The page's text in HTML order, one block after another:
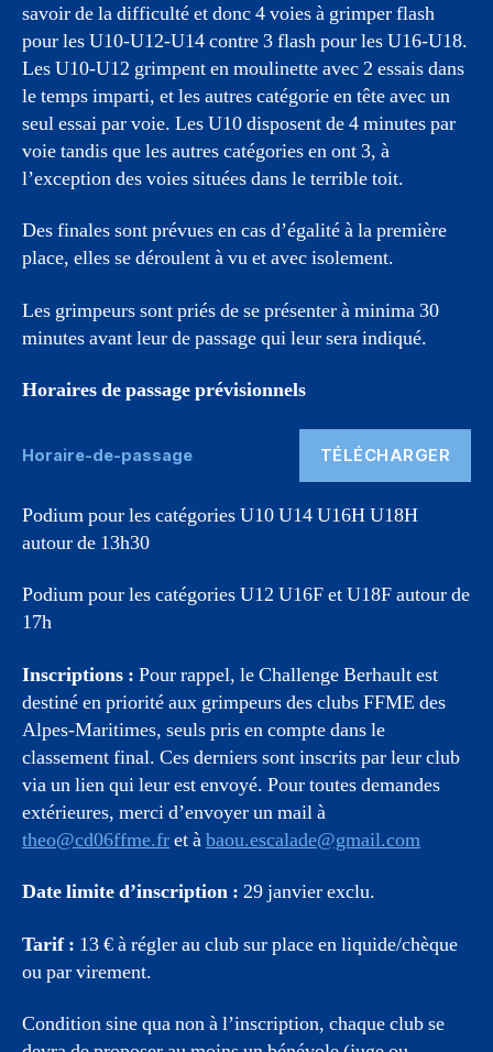
savoir de la difficulté et donc 4 voies à grimper flash
pour les U10-U12-U14 contre 3 flash pour les U16-U18.
Les U10-U12 grimpent en moulinette avec 2 essais dans
le temps imparti, et les autres catégorie en tête avec un
seul essai par voie. Les U10 disposent de 4 minutes par
voie tandis que les autres catégories en ont 3, à
l’exception des voies situées dans le terrible toit.
Des finales sont prévues en cas d’égalité à la première
place, elles se déroulent à vu et avec isolement.
Les grimpeurs sont priés de se présenter à minima 30
minutes avant leur de passage qui leur sera indiqué.
Horaires de passage prévisionnels
Horaire-de-passage TÉLÉCHARGER
Podium pour les catégories U10 U14 U16H U18H
autour de 13h30
Podium pour les catégories U12 U16F et U18F autour de
17h
Inscriptions : Pour rappel, le Challenge Berhault est
destiné en priorité aux grimpeurs des clubs FFME des
Alpes-Maritimes, seuls pris en compte dans le
classement final. Ces derniers sont inscrits par leur club
via un lien qui leur est envoyé. Pour toutes demandes
extérieures, merci d’envoyer un mail à
theo@cd06ffme.fret àbaou.escalade@gmail.com
Date limite d’inscription : 29 janvier exclu.
Tarif : 13 € à régler au club sur place en liquide/chèque
ou par virement.
Condition sine qua non à l’inscription, chaque club se